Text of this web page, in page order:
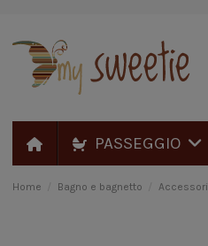
PASSEGGIO
Home Bagno e bagnetto Accessori